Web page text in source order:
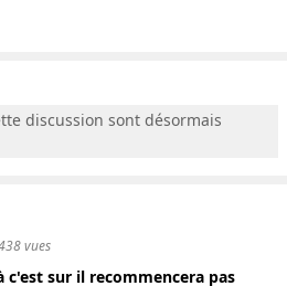
discussion sont désormais
vues
c'est sur il recommencera pas